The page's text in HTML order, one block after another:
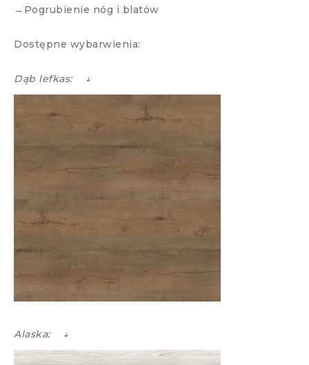
→Pogrubienie nóg i blatów
Dostępne wybarwienia:
Dąb lefkas: ↓
Alaska: ↓